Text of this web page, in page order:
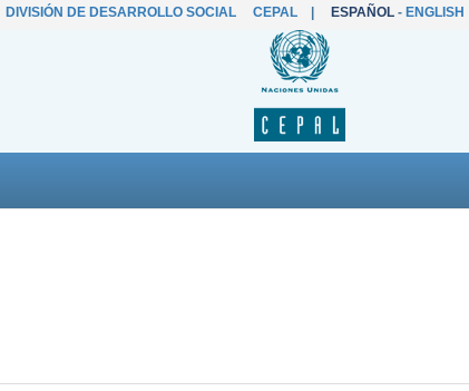
DIVISIÓN DE DESARROLLO SOCIAL CEPAL| ESPAÑOL- ENGLISH